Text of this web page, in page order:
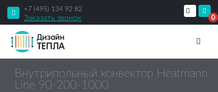
+7 (495) 134 92 82
Заказать звонок 0
Внутрипольный конвектор Heatmann
Line 90-200-1000